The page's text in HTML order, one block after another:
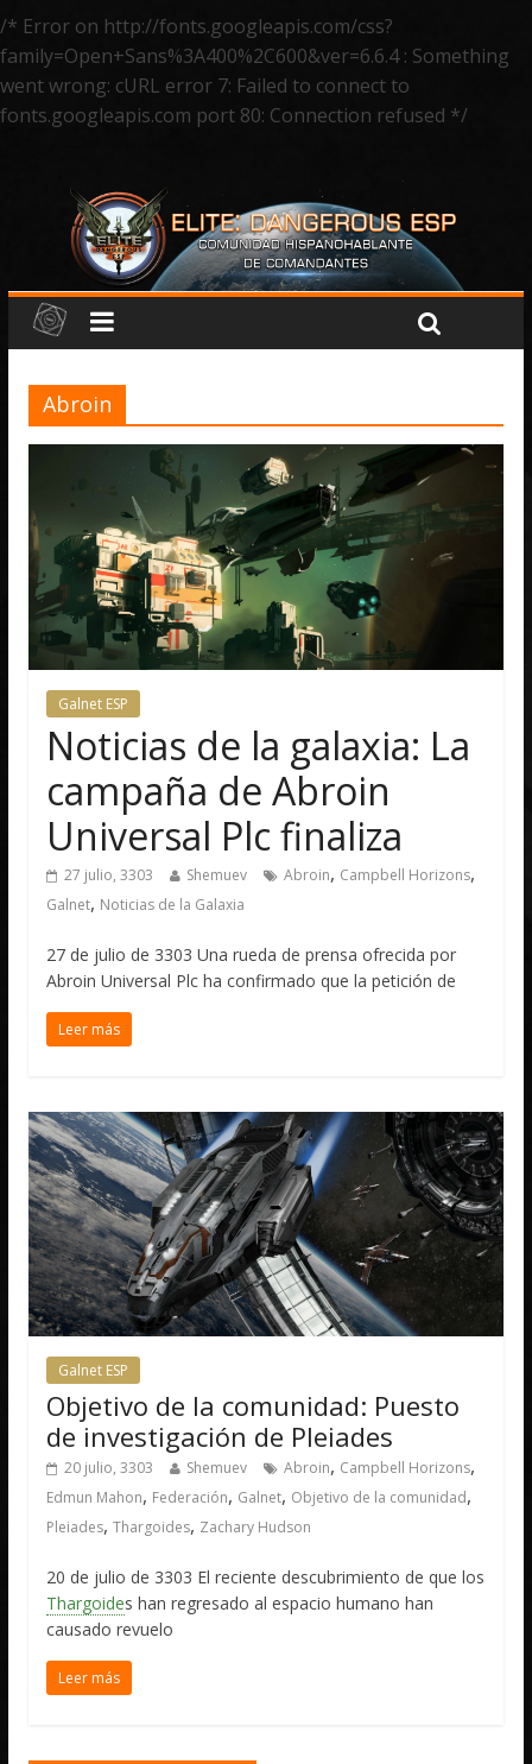
/* Error on http://fonts.googleapis.com/css?
family=Open+Sans%3A400%2C600&ver=6.6.4 : Something
went wrong: cURL error 7: Failed to connect to
fonts.googleapis.com port 80: Connection refused */
Abroin
Galnet ESP
Noticias de la galaxia: La
campaña de Abroin
Universal Plc finaliza
27 julio, 3303 Shemuev Abroin, Campbell Horizons,
Galnet, Noticias de la Galaxia
27 de julio de 3303 Una rueda de prensa ofrecida por
Abroin Universal Plc ha confirmado que la petición de
Leer más
Galnet ESP
Objetivo de la comunidad: Puesto
de investigación de Pleiades
20 julio, 3303 Shemuev Abroin, Campbell Horizons,
Edmun Mahon, Federación, Galnet, Objetivo de la comunidad,
Pleiades,Thargoides, Zachary Hudson
20 de julio de 3303 El reciente descubrimiento de que los
Thargoides han regresado al espacio humano han
causado revuelo
Leer más